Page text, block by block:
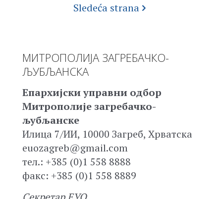
Sledeća strana
МИТРОПОЛИЈА ЗАГРЕБАЧКО-
ЉУБЉАНСКА
Епархијски управни одбор
Митрополије загребачко-
љубљанске
Илица 7/ИИ, 10000 Загреб, Хрватска
euozagreb@gmail.com
тел.: +385 (0)1 558 8888
факс: +385 (0)1 558 8889